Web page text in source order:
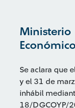
Se aclara que
y el 31 de
inhábil
18/DGCOYP/